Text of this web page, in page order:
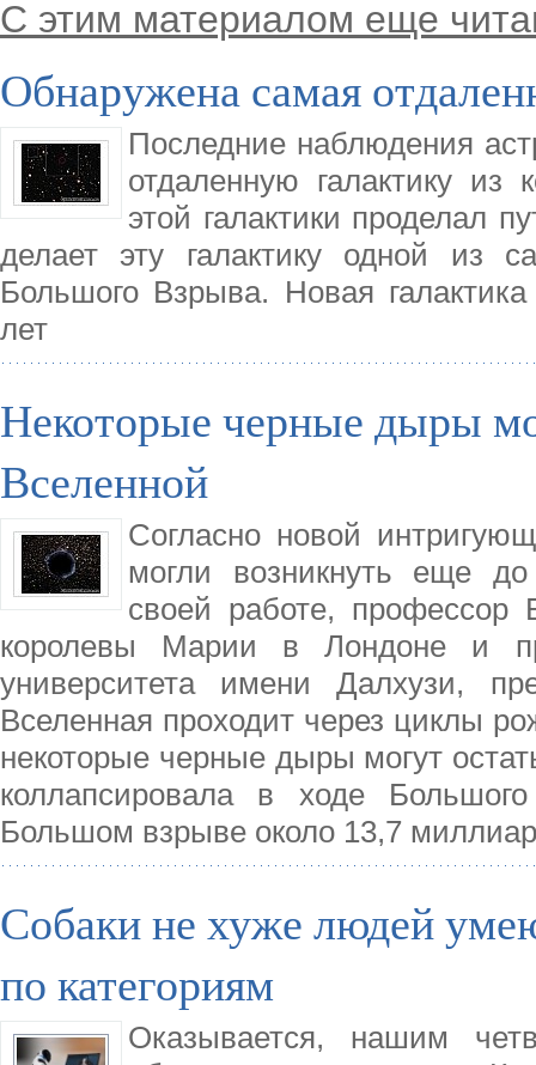
С этим материалом еще
Обнаружена самая
Последние наблюдения
отдаленную галактику из
этой галактики проделал
делает эту галактику одной из
Большого Взрыва. Новая
лет
Некоторые черные дыры
Вселенной
Согласно новой
могли возникнуть еще
своей работе, профессор
королевы Марии в Лондоне и
университета имени Далхузи,
Вселенная проходит через циклы
некоторые черные дыры могут
коллапсировала в ходе
Большом взрыве около 13,7
Собаки не хуже людей
по категориям
Оказывается, нашим